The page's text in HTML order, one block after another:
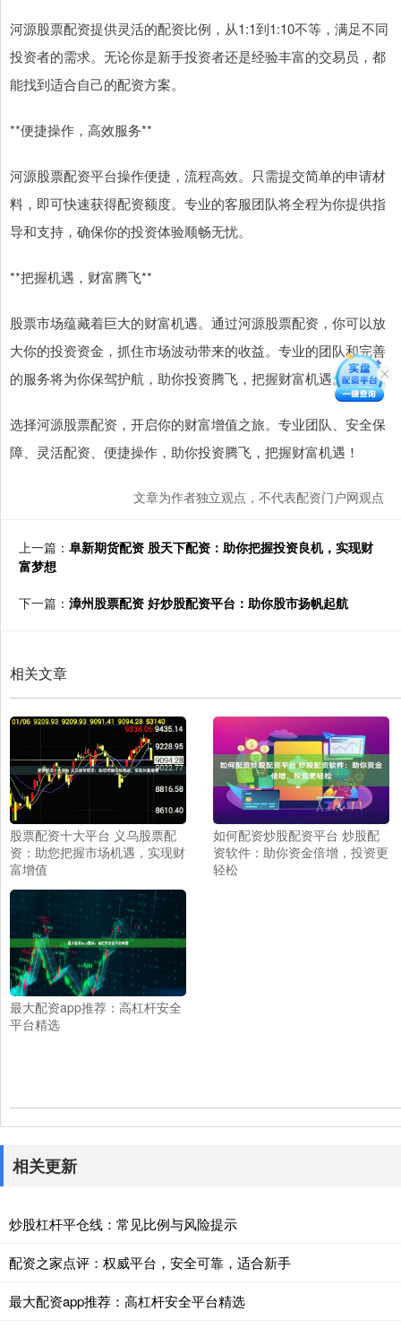
河源股票配资提供灵活的配资比例，从1:1到1:10不等，满足不同
投资者的需求。无论你是新手投资者还是经验丰富的交易员，都
能找到适合自己的配资方案。
**便捷操作，高效服务**
河源股票配资平台操作便捷，流程高效。只需提交简单的申请材
料，即可快速获得配资额度。专业的客服团队将全程为你提供指
导和支持，确保你的投资体验顺畅无忧。
**把握机遇，财富腾飞**
股票市场蕴藏着巨大的财富机遇。通过河源股票配资，你可以放
大你的投资资金，抓住市场波动带来的收益。专业的团队和完善
的服务将为你保驾护航，助你投资腾飞，把握财富机遇。
选择河源股票配资，开启你的财富增值之旅。专业团队、安全保
障、灵活配资、便捷操作，助你投资腾飞，把握财富机遇！
文章为作者独立观点，不代表配资门户网观点
上一篇： 阜新期货配资 股天下配资：助你把握投资良机，实现财
富梦想
下一篇： 漳州股票配资 好炒股配资平台：助你股市扬帆起航
相关文章
股票配资十大平台 义乌股票配
资：助您把握市场机遇，实现财
富增值
如何配资炒股配资平台 炒股配
资软件：助你资金倍增，投资更
轻松
最大配资app推荐：高杠杆安全
平台精选
相关更新
炒股杠杆平仓线：常见比例与风险提示
配资之家点评：权威平台，安全可靠，适合新手
最大配资app推荐：高杠杆安全平台精选